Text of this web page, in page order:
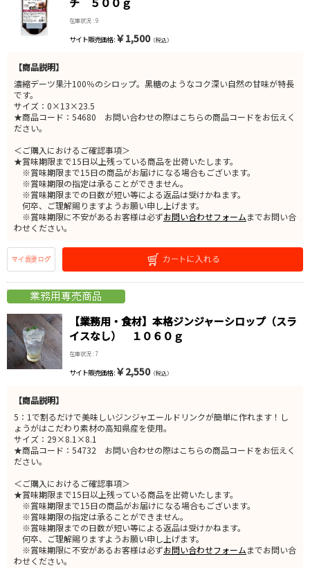
在庫状況 : 9
サイト販売価格 : ￥1,500（税込）
【商品説明】
濃縮デーツ果汁100％のシロップ。黒糖のようなコク深い自然の甘味が特長
です。
サイズ：0×13×23.5
★商品コード：54680 お問い合わせの際はこちらの商品コードをお伝えく
ださい。
＜ご購入におけるご確認事項＞
★賞味期限まで15日以上残っている商品を出荷いたします。
※賞味期限まで15日の商品がお届けになる場合もございます。
※賞味期限の指定は承ることができません。
※賞味期限までの日数が短い等による返品は受けかねます。
何卒、ご理解賜りますようお願い申し上げます。
※賞味期限に不安があるお客様は必ずお問い合わせフォームまでお問い合
わせください。
【業務用・食材】本格ジンジャーシロップ（スラ
イスなし） １０６０ｇ
在庫状況 : 7
サイト販売価格 : ￥2,550（税込）
【商品説明】
5：1で割るだけで美味しいジンジャエールドリンクが簡単に作れます！し
ょうがはこだわり素材の高知県産を使用。
サイズ：29×8.1×8.1
★商品コード：54732 お問い合わせの際はこちらの商品コードをお伝えく
ださい。
＜ご購入におけるご確認事項＞
★賞味期限まで15日以上残っている商品を出荷いたします。
※賞味期限まで15日の商品がお届けになる場合もございます。
※賞味期限の指定は承ることができません。
※賞味期限までの日数が短い等による返品は受けかねます。
何卒、ご理解賜りますようお願い申し上げます。
※賞味期限に不安があるお客様は必ずお問い合わせフォームまでお問い合
わせください。